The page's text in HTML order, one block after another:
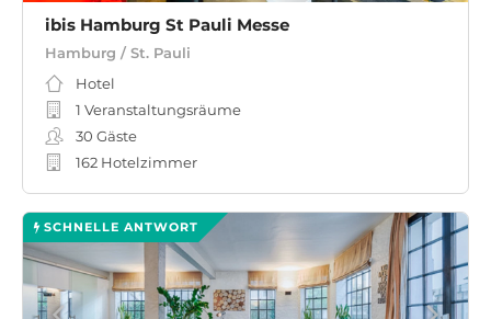
ibis Hamburg St Pauli Messe
Hamburg / St. Pauli
Hotel
1 Veranstaltungsräume
30 Gäste
162 Hotelzimmer
SCHNELLE ANTWORT